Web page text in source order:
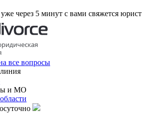
через 5 минут с вами свяжется юрист
все вопросы
и МО